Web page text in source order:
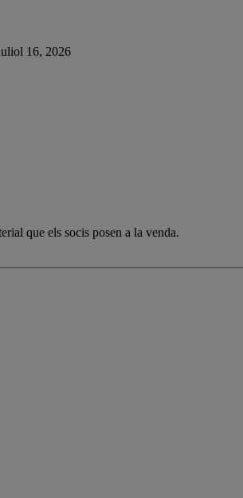
16, 2026
que els socis posen a la venda.